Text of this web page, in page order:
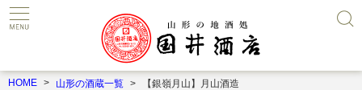
HOME 山形の酒蔵一覧 【銀嶺月山】月山酒造